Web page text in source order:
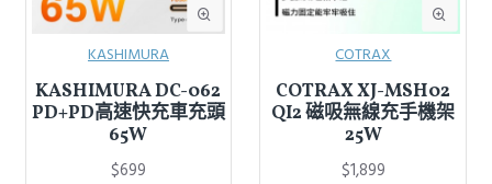
KASHIMURA
KASHIMURA DC-062
PD+PD高速快充車充頭
65W
$699
COTRAX
COTRAX XJ-MSH02
QI2 磁吸無線充手機架
25W
$1,899